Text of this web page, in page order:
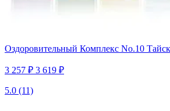
Оздоровительный Комплекс No.10
3 257 ₽ 3 619 ₽
5.0 (11)